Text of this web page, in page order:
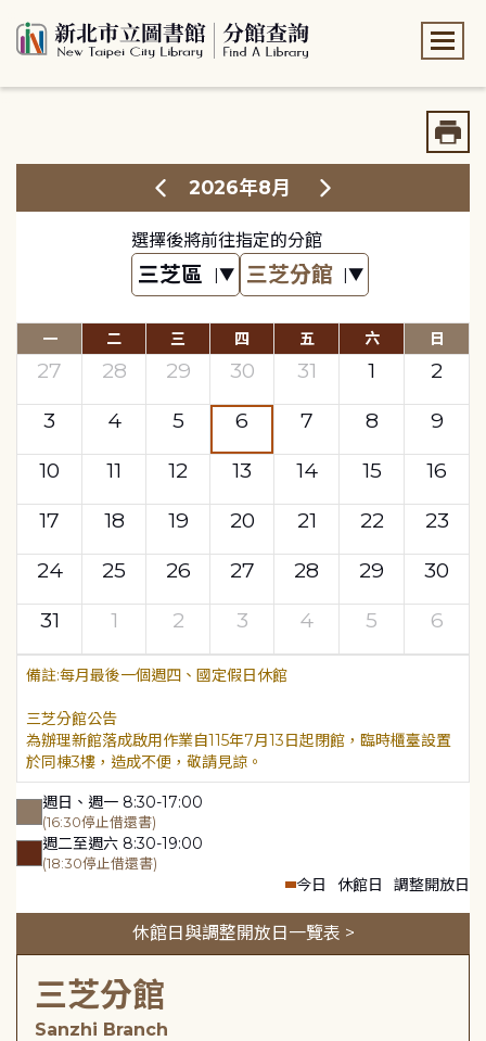
2026年8月
選擇後將前往指定的分館
一 二 三 四 五 六 日
27 28 29 30 31 1
2
3
4 5 6 7 8
9
10
11 12 13 14 15
16
17
18 19 20 21 22
23
24
25 26 27 28 29
30
31
1 2 3 4 5 6
每月最後一個週四、國定假日休館
三芝分館公告
為辦理新館落成啟用作業自115年7月13日起閉館，臨時櫃臺設置
於同棟3樓，造成不便，敬請見諒。
週日、週一 8:30-17:00
(16:30停止借還書)
週二至週六 8:30-19:00
(18:30停止借還書)
今日 休館日 調整開放日
休館日與調整開放日一覽表 >
三芝分館
Sanzhi Branch